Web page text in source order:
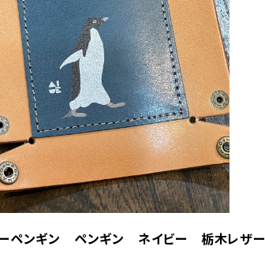
ペンギン ペンギン ネイビー 栃木レザー